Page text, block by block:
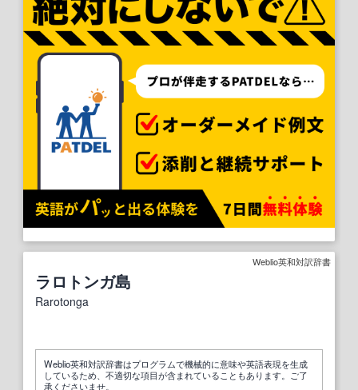
Weblio英和対訳辞書
ラロトンガ島
Rarotonga
Weblio英和対訳辞書はプログラムで機械的に意味や英語表現を生成
しているため、不適切な項目が含まれていることもあります。ご了
承くださいませ。